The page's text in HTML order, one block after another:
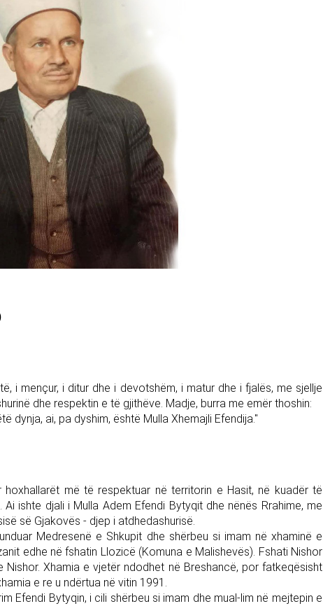
i mençur, i ditur dhe i devotshëm, i matur dhe i fjalës, me sjellje
dhe respektin e të gjithëve. Madje, burra me emër thoshin:
dynja, ai, pa dyshim, është Mulla Xhemajli Efendija."
hoxhallarët më të respektuar në territorin e Hasit, në kuadër të
ishte djali i Mulla Adem Efendi Bytyqit dhe nënës Rrahime, me
së Gjakovës - djep i atdhedashurisë.
Medresenë e Shkupit dhe shërbeu si imam në xhaminë e
edhe në fshatin Llozicë (Komuna e Malishevës). Fshati Nishor
Xhamia e vjetër ndodhet në Breshancë, por fatkeqësisht
e re u ndërtua në vitin 1991.
Efendi Bytyqin, i cili shërbeu si imam dhe mual-lim në mejtepin e